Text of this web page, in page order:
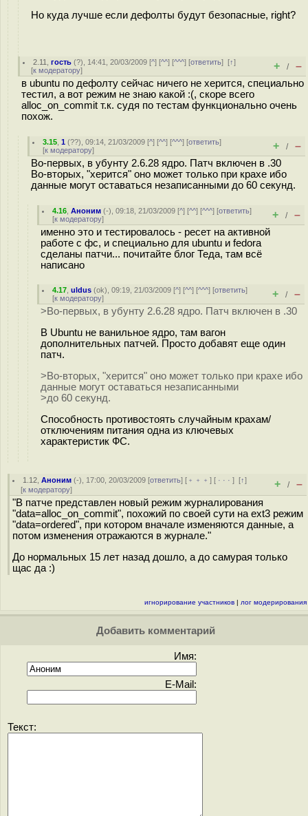
Но куда лучше если дефолты будут безопасные, right?
2.11 ,гость (?), 14:41, 20/03/2009 [^] [^^] [^^^] [ответить][↑]
[к модератору] + / –
в ubuntu по дефолту сейчас ничего не херится, специально
тестил, а вот режим не знаю какой :(, скоре всего
alloc_on_commit т.к. судя по тестам функционально очень
похож.
3.15 ,1 (??), 09:14, 21/03/2009 [^] [^^] [^^^] [ответить]
[к модератору] + / –
Во-первых, в убунту 2.6.28 ядро. Патч включен в .30
Во-вторых, "херится" оно может только при крахе ибо
данные могут оставаться незаписанными до 60 секунд.
4.16 ,Аноним (-), 09:18, 21/03/2009 [^] [^^] [^^^] [ответить]
[к модератору] + / –
именно это и тестировалось - ресет на активной
работе с фс, и специально для ubuntu и fedora
сделаны патчи... почитайте блог Теда, там всё
написано
4.17 ,uldus (ok), 09:19, 21/03/2009 [^] [^^] [^^^] [ответить]
[к модератору] + / –
>Во-первых, в убунту 2.6.28 ядро. Патч включен в .30
В Ubuntu не ванильное ядро, там вагон
дополнительных патчей. Просто добавят еще один
патч.
>Во-вторых, "херится" оно может только при крахе ибо
данные могут оставаться незаписанными
>до 60 секунд.
Способность противостоять случайным крахам/
отключениям питания одна из ключевых
характеристик ФС.
1.12 ,Аноним (-), 17:00, 20/03/2009 [ответить] [ ﹢﹢﹢] [ · · ·][↑]
[к модератору] + / –
"В патче представлен новый режим журналирования
"data=alloc_on_commit", похожий по своей сути на ext3 режим
"data=ordered", при котором вначале изменяются данные, а
потом изменения отражаются в журнале."
До нормальных 15 лет назад дошло, а до самурая только
щас да :)
игнорирование участников | лог модерирования
Добавить комментарий
Имя:
E-Mail:
Текст: